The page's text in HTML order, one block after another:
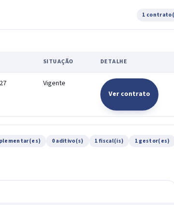
1
SITUAÇÃO DETALHE
Vigente
Ver contrato
0 aditivo(s) 1 fiscal(is) 1 gestor(es)